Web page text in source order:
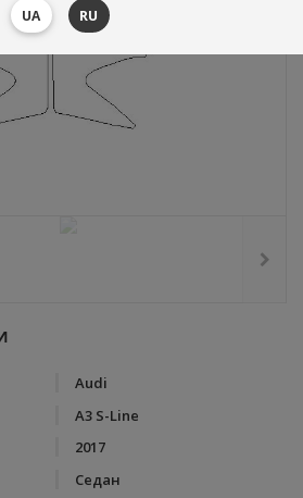
Audi
A3 S-Line
2017
Седан
UA RU